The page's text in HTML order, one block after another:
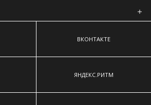
ВКОНТАКТЕ
ЯНДЕКС.РИТМ